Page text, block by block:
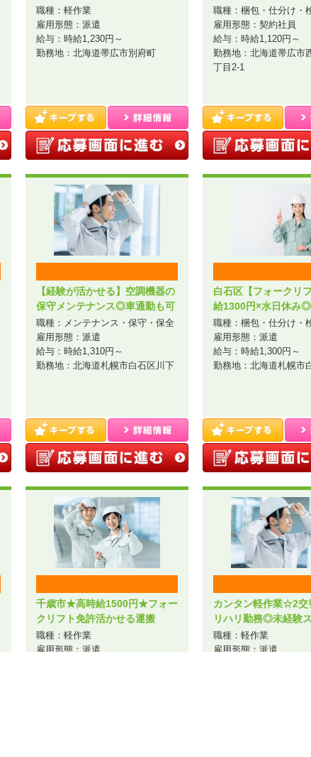
職種：軽作業
雇用形態：派遣
給与：時給1,230円～
勤務地：北海道帯広市別府町
職種：梱包・仕分け・
雇用形態：契約社員
給与：時給1,120円～
勤務地：北海道帯広市
丁目2-1
【経験が活かせる】空調機器の
保守メンテナンス◎車通勤も可
能♪【1】／A44-005250
職種：メンテナンス・保守・保全
雇用形態：派遣
給与：時給1,310円～
勤務地：北海道札幌市白石区川下
白石区【フォークリ
給1300円×水日休み
44-001486r2
職種：梱包・仕分け・
雇用形態：派遣
給与：時給1,300円～
勤務地：北海道札幌市
千歳市★高時給1500円★フォー
クリフト免許活かせる運搬
【1】／A44-006168
職種：軽作業
雇用形態：派遣
カンタン軽作業☆2交
リハリ勤務◎未経験
K【1】／A44-006745
職種：軽作業
雇用形態：派遣